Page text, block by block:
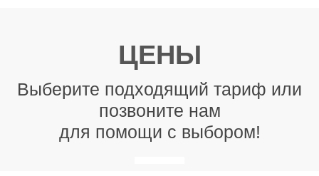
ЦЕНЫ
Выберите подходящий тариф или
позвоните нам
для помощи с выбором!